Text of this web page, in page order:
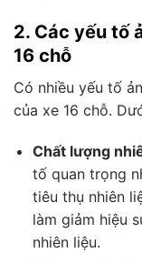
2. Các yếu tố
16 chỗ
Có nhiều yếu tố
của xe 16 chỗ.
Chất lượng
tố quan trọng
tiêu thụ nhiên
làm giảm hiệu
nhiên liệu.